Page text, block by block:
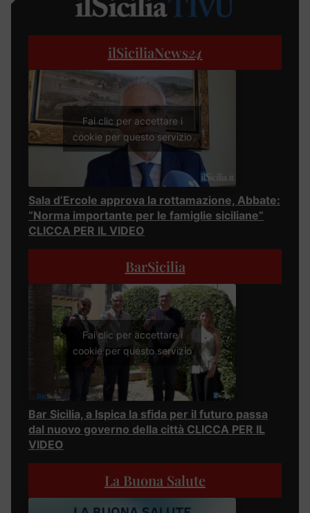
ilSiciliaNews24
Fai clic per accettare i
cookie per questo servizio
Sala d’Ercole approva la rottamazione, Abbate:
“Norma importante per le famiglie siciliane”
CLICCA PER IL VIDEO
BarSicilia
Fai clic per accettare i
cookie per questo servizio
Bar Sicilia, a Ispica la sfida per il futuro passa
dal nuovo governo della città CLICCA PER IL
VIDEO
La Buona Salute